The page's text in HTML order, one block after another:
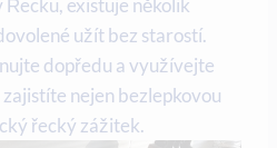
existuje několik
užít bez starostí.
dopředu a využívejte
nejen bezlepkovou
řecký zážitek.